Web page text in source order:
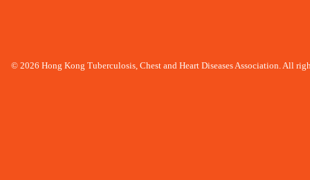
© 2026 Hong Kong Tuberculosis, Chest and Heart Diseases Association. All